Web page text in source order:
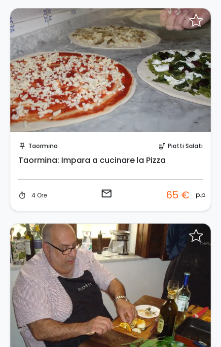
push_pin Taormina soup_kitchen Piatti Salati
Taormina: Impara a cucinare la Pizza
timer 4 Ore email 65 € p.p.